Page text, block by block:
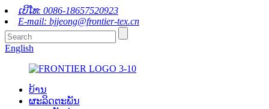
ເບີໂທ: 0086-18657520923
E-mail: bjjeong@frontier-tex.cn
English
ບ້ານ
ຜະລິດຕະພັນ